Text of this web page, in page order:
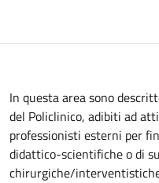
In questa area sono
del Policlinico, adibiti ad
professionisti esterni per
didattico-scientifiche o di
chirurgiche/